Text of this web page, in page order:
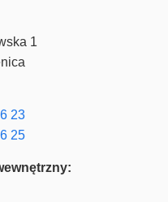
1
23
25